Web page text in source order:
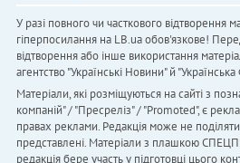
У разі повного чи часткового відтворення
гіперпосилання на LB.ua обов'язкове!
відтворення або інше використання
агентство "Українськi Новини" й
Матеріали, які розміщуються на сайті з
компаній" / "Пресреліз" / "Promoted", є
правах реклами. Редакція може не
представлені. Матеріали з плашкою
редакція бере участь у підготовці цього